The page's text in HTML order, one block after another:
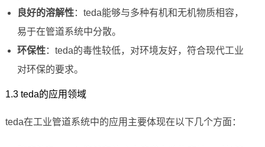
良好的溶解性：teda能够与多种有机和无机物质相容，
易于在管道系统中分散。
环保性：teda的毒性较低，对环境友好，符合现代工业
对环保的要求。
1.3 teda的应用领域
teda在工业管道系统中的应用主要体现在以下几个方面：